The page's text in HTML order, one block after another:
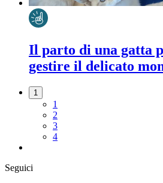
Il parto di una gatta
gestire il delicato
1
1
2
3
4
Seguici